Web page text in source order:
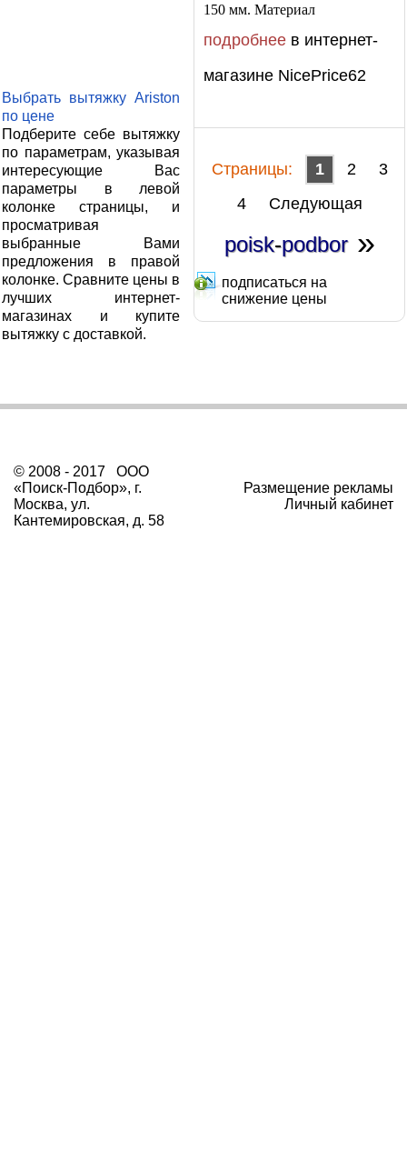
150 мм. Материал
подробнее в интернет-
магазине NicePrice62
Cтраницы: 1 2
3
4
Следующая
poisk-podbor»
подписаться на
снижение цены
Выбрать вытяжку Ariston
по цене
Подберите себе вытяжку
по параметрам, указывая
интересующие Вас
параметры в левой
колонке страницы, и
просматривая
выбранные Вами
предложения в правой
колонке. Сравните цены в
лучших интернет-
магазинах и купите
вытяжку с доставкой.
© 2008 - 2017 ООО
«Поиск-Подбор», г.
Москва, ул.
Кантемировская, д. 58
Размещение рекламы
Личный кабинет